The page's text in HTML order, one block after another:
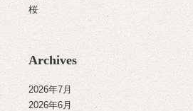
桜
Archives
2026年7月
2026年6月